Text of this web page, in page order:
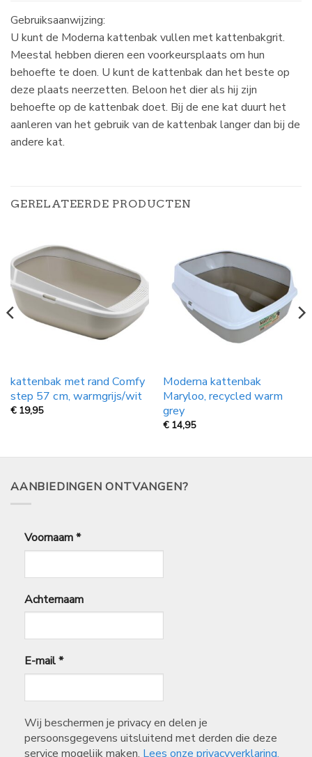
Gebruiksaanwijzing:
U kunt de Moderna kattenbak vullen met kattenbakgrit.
Meestal hebben dieren een voorkeursplaats om hun
behoefte te doen. U kunt de kattenbak dan het beste op
deze plaats neerzetten. Beloon het dier als hij zijn
behoefte op de kattenbak doet. Bij de ene kat duurt het
aanleren van het gebruik van de kattenbak langer dan bij de
andere kat.
GERELATEERDE PRODUCTEN
kattenbak met rand Comfy
step 57 cm, warmgrijs/wit
€ 19,95
Moderna kattenbak
Maryloo, recycled warm
grey
€ 14,95
AANBIEDINGEN ONTVANGEN?
Voornaam*
Achternaam
E-mail*
Wij beschermen je privacy en delen je
persoonsgegevens uitsluitend met derden die deze
service mogelijk maken. Lees onze privacyverklaring.